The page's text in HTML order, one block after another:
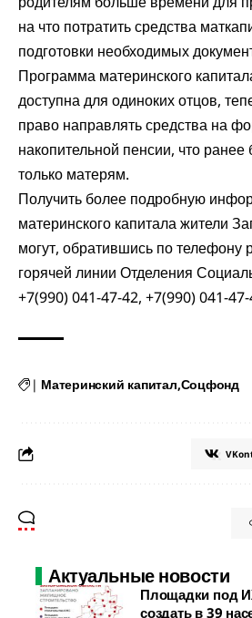
на что потратить средства
подготовки необходимых
Программа материнского
доступна для одиноких отцов,
право направлять средства на
накопительной пенсии, что
только матерям.
Получить более подробную
материнского капитала жители
могут, обратившись по телефону
горячей линии Отделения
+7(990) 041-47-42, +7(990) 041-
| Материнский капитал Соцфонд
Актуальные новости
Площадки под
создать в 39